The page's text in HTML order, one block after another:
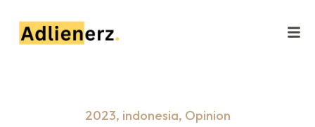
2023, indonesia, Opinion